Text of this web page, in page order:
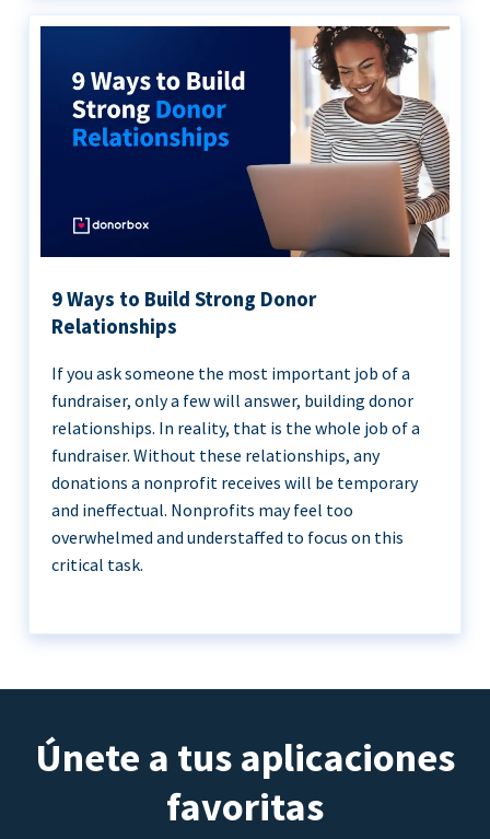
9 Ways to Build Strong Donor
Relationships
If you ask someone the most important job of a
fundraiser, only a few will answer, building donor
relationships. In reality, that is the whole job of a
fundraiser. Without these relationships, any
donations a nonprofit receives will be temporary
and ineffectual. Nonprofits may feel too
overwhelmed and understaffed to focus on this
critical task.
Únete a tus aplicaciones
favoritas